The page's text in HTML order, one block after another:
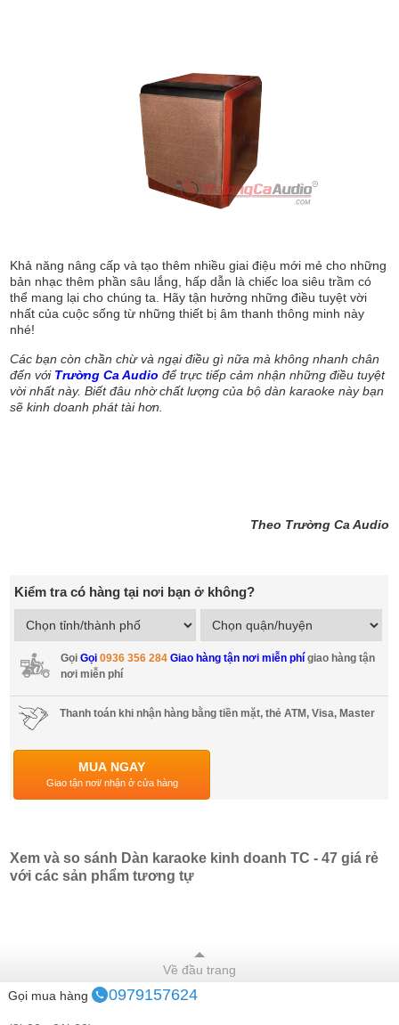
Khả năng nâng cấp và tạo thêm nhiều giai điệu mới mẻ cho những
bản nhạc thêm phần sâu lắng, hấp dẫn là chiếc loa siêu trầm có
thể mang lại cho chúng ta. Hãy tận hưởng những điều tuyệt vời
nhất của cuộc sống từ những thiết bị âm thanh thông minh này
nhé!
Các bạn còn chần chừ và ngại điều gì nữa mà không nhanh chân
đến với Trường Ca Audio để trực tiếp cảm nhận những điều tuyệt
vời nhất này. Biết đâu nhờ chất lượng của bộ dàn karaoke này bạn
sẽ kinh doanh phát tài hơn.
Theo Trường Ca Audio
Kiểm tra có hàng tại nơi bạn ở không?
GọiGọi0936 356 284Giao hàng tận nơi miễn phí giao hàng tận
nơi miễn phí
Thanh toán khi nhận hàng bằng tiền mặt, thẻ ATM, Visa, Master
MUA NGAY
Giao tận nơi/ nhận ở cửa hàng
Xem và so sánh Dàn karaoke kinh doanh TC - 47 giá rẻ
với các sản phẩm tương tự
Về đầu trang
Gọi mua hàng
0979157624